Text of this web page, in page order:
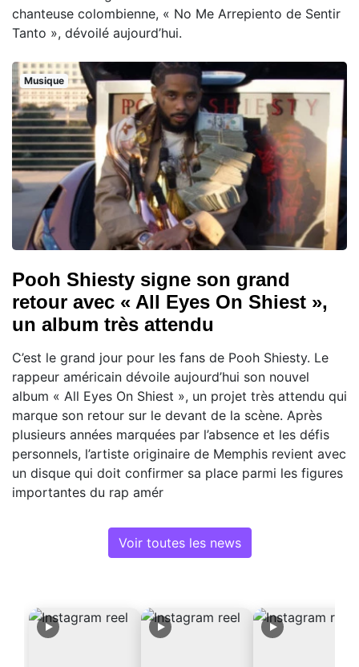
chanteuse colombienne, « No Me Arrepiento de Sentir
Tanto », dévoilé aujourd’hui.
Musique
Pooh Shiesty signe son grand
retour avec « All Eyes On Shiest »,
un album très attendu
C’est le grand jour pour les fans de Pooh Shiesty. Le
rappeur américain dévoile aujourd’hui son nouvel
album « All Eyes On Shiest », un projet très attendu qui
marque son retour sur le devant de la scène. Après
plusieurs années marquées par l’absence et les défis
personnels, l’artiste originaire de Memphis revient avec
un disque qui doit confirmer sa place parmi les figures
importantes du rap amér
Voir toutes les news